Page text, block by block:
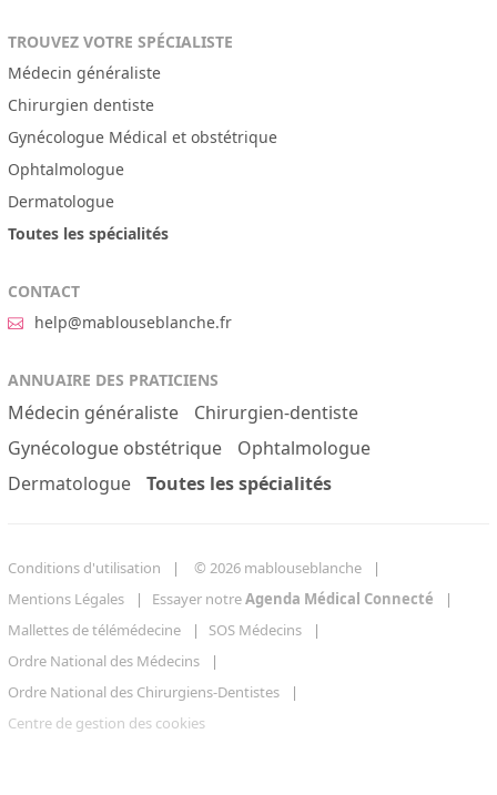
TROUVEZ VOTRE SPÉCIALISTE
Médecin généraliste
Chirurgien dentiste
Gynécologue Médical et obstétrique
Ophtalmologue
Dermatologue
Toutes les spécialités
CONTACT
help@mablouseblanche.fr
ANNUAIRE DES PRATICIENS
Médecin généraliste
Chirurgien-dentiste
Gynécologue obstétrique
Ophtalmologue
Dermatologue
Toutes les spécialités
Conditions d'utilisation
© 2026 mablouseblanche
Mentions Légales
Essayer notreAgenda Médical Connecté
Mallettes de télémédecine
SOS Médecins
Ordre National des Médecins
Ordre National des Chirurgiens-Dentistes
Centre de gestion des cookies